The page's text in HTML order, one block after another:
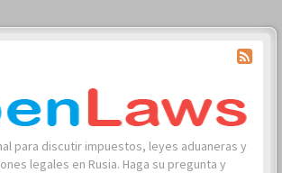
para discutir impuestos, leyes aduaneras y
legales en Rusia. Haga su pregunta y